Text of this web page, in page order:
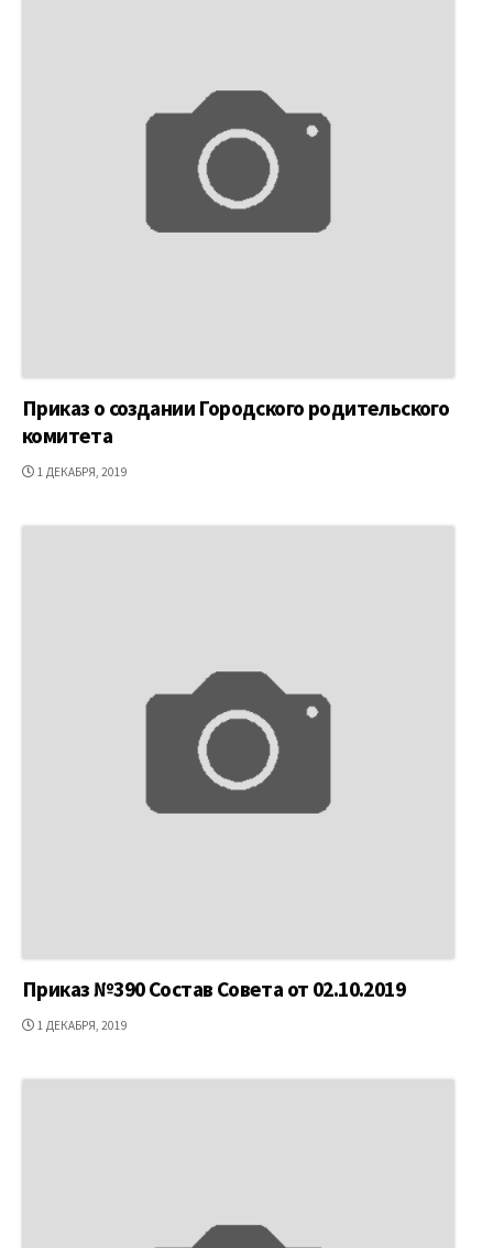
Приказ о создании Городского родительского
комитета
ДАТА
1 ДЕКАБРЯ, 2019
Приказ №390 Состав Совета от 02.10.2019
ДАТА
1 ДЕКАБРЯ, 2019